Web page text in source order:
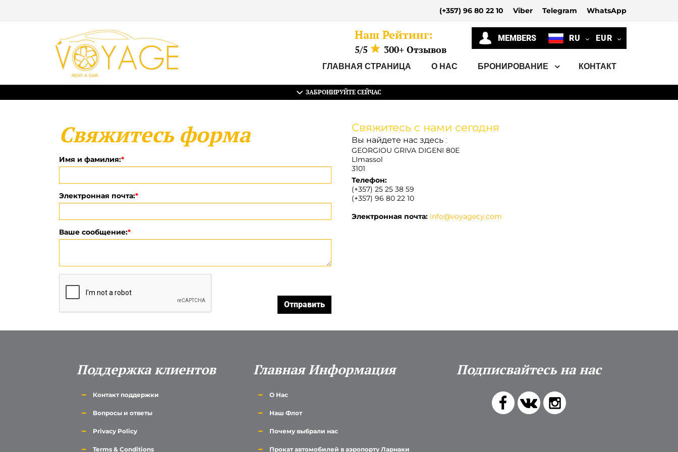
(+357) 96 80 22 10 Viber Telegram WhatsApp
Наш Рейтинг:
5/5 300+ Отзывов
EUR
RU
MEMBERS
ГЛАВНАЯ СТРАНИЦА О НАС БРОНИРОВАНИЕ КОНТАКТ
ЗАБРОНИРУЙТЕ СЕЙЧАС
Свяжитесь форма
Имя и фамилия:*
Электронная почта:*
Ваше сообщение:*
Свяжитесь с нами сегодня
Вы найдете нас здесь :
GEORGIOU GRIVA DIGENI 80E
LImassol
3101
Телефон:
(+357) 25 25 38 59
(+357) 96 80 22 10
Электронная почта: info@voyagecy.com
Поддержка клиентов
Контакт поддержки
Вопросы и ответы
Privacy Policy
Terms & Conditions
Главная Информация
О Нас
Наш Флот
Почему выбрали нас
Прокат автомобилей в аэропорту Ларнаки
Подписвайтесь на нас